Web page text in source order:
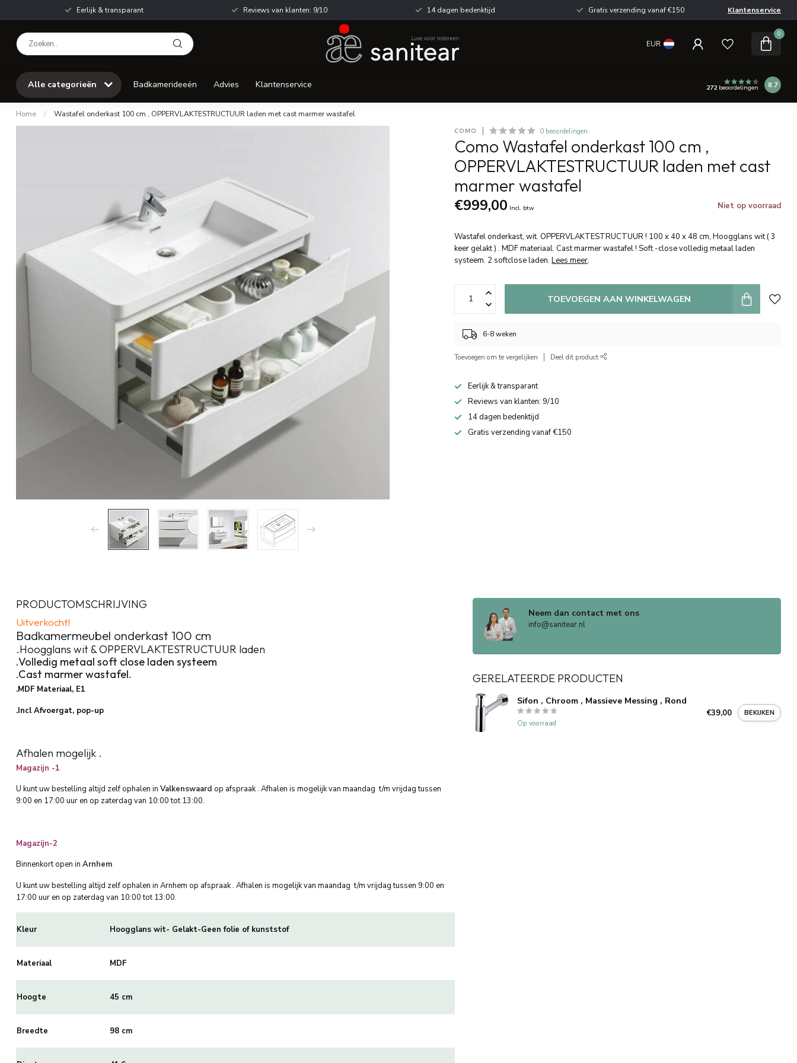
Eerlijk & transparant Reviews van klanten: 9/10 14 dagen bedenktijd Gratis verzending vanaf €150 Klantenservice
EUR
0
Alle categorieën Badkamerideeën Advies Klantenservice 272beoordelingen 8.7
Home / Wastafel onderkast 100 cm , OPPERVLAKTESTRUCTUUR laden met cast marmer wastafel
COMO 0 beoordelingen
Como Wastafel onderkast 100 cm ,
OPPERVLAKTESTRUCTUUR laden met cast
marmer wastafel
€999,00 Incl. btw Niet op voorraad
Wastafel onderkast, wit. OPPERVLAKTESTRUCTUUR ! 100 x 40 x 48 cm, Hoogglans wit ( 3
keer gelakt ) . MDF materiaal. Cast marmer wastafel ! Soft -close volledig metaal laden
systeem. 2 softclose laden.Lees meer.
TOEVOEGEN AAN WINKELWAGEN
6-8 weken
Toevoegen om te vergelijken Deel dit product
Eerlijk & transparant
Reviews van klanten: 9/10
14 dagen bedenktijd
Gratis verzending vanaf €150
PRODUCTOMSCHRIJVING
Uitverkocht!
Badkamermeubel onderkast 100 cm
.Hoogglans wit & OPPERVLAKTESTRUCTUUR laden
.Volledig metaal soft close laden systeem
.Cast marmer wastafel.
.MDF Materiaal, E1
.Incl Afvoergat, pop-up
Afhalen mogelijk .
Magazijn -1
U kunt uw bestelling altijd zelf ophalen in Valkenswaard op afspraak . Afhalen is mogelijk van maandag t/m vrijdag tussen
9:00 en 17:00 uur en op zaterdag van 10:00 tot 13:00.
Magazijn-2
Binnenkort open in Arnhem
U kunt uw bestelling altijd zelf ophalen in Arnhem op afspraak . Afhalen is mogelijk van maandag t/m vrijdag tussen 9:00 en
17:00 uur en op zaterdag van 10:00 tot 13:00.
Kleur Hoogglans wit- Gelakt-Geen folie of kunststof
Materiaal MDF
Hoogte 45 cm
Breedte 98 cm
Neem dan contact met ons
info@sanitear.nl
GERELATEERDE PRODUCTEN
Sifon , Chroom , Massieve Messing , Rond
Op voorraad
€39,00 BEKIJKEN